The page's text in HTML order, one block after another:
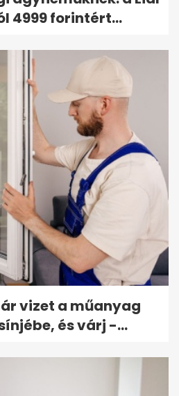
4999 forintért...
vizet a műanyag
és várj -...